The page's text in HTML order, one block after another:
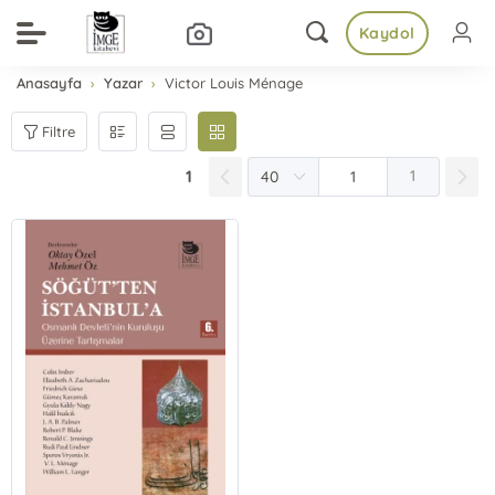
Kaydol
Anasayfa Yazar Victor Louis Ménage
Filtre
1 1